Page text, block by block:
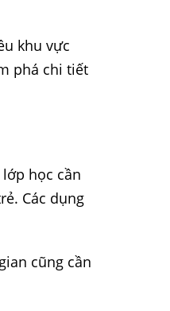
khu vực
phá chi tiết
học cần
Các dụng
cũng cần